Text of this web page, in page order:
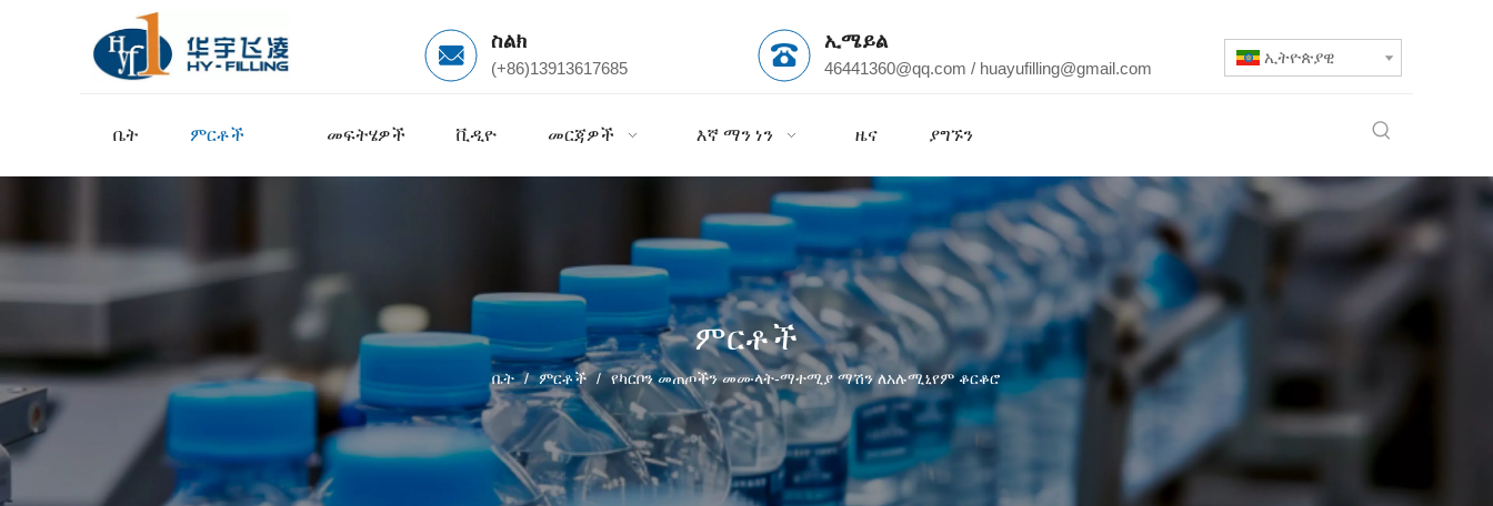
ስልክ
(+86)13913617685
ኢሜይል
46441360@qq.com / huayufilling@gmail.com
ኢትዮጵያዊ
ቤት ምርቶች መፍትሄዎች ቪዲዮ መርጃዎች እኛ ማን ነን ዜና ያግኙን
ምርቶች
ቤት / ምርቶች / የካርቦን መጠጦችን መሙላት-ማተሚያ ማሽን ለአሉሚኒየም ቆርቆሮ